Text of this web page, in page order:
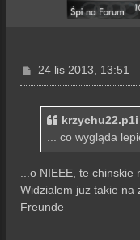
P
o
24 lis 2013, 13:51
... co wygląda
...o NIEEE, te
Widzialem juz takie na
Freunde